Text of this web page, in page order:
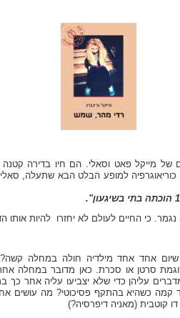
של מייקל פאט וסאלי. הם חיו בדירה קטנה
למופע הבלט הבא שתעלה, סאלי
כי החיים לעולם לא יחזרו להיות אותו
אחד אחד מילדיה חולה במחלה
סרטן או סכרת. כאן מדובר במחלה
עליהן כדי שלא יצביעו עליה אחר כך
קמה כשהיא בהתקף פסיכוטי? מה עושים
קוטבית (מאניה דיפרסיה?)